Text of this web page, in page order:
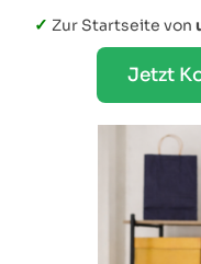
✓ Zur Startseite von
Jetzt